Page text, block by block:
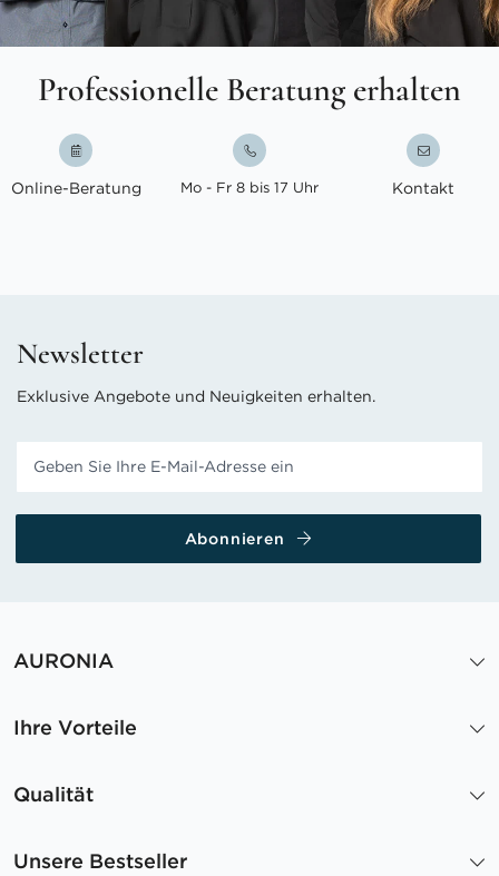
Professionelle Beratung erhalten
Online-Beratung Mo - Fr 8 bis 17 Uhr Kontakt
Newsletter
Exklusive Angebote und Neuigkeiten erhalten.
Abonnieren
AURONIA
Ihre Vorteile
Qualität
Unsere Bestseller